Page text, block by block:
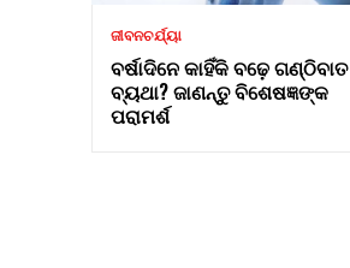
ଜୀବନଚର୍ଯ୍ୟା
ବର୍ଷାଦିନେ କାହିଁକି ବଢ଼େ ଗଣ୍ଠିବାତ
ବ୍ୟଥା? ଜାଣନ୍ତୁ ବିଶେଷଜ୍ଞଙ୍କ
ପରାମର୍ଶ